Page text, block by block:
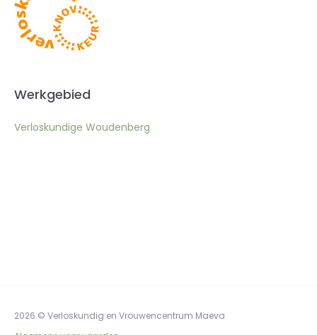
Werkgebied
Verloskundige Woudenberg
2026 © Verloskundig en Vrouwencentrum Maeva